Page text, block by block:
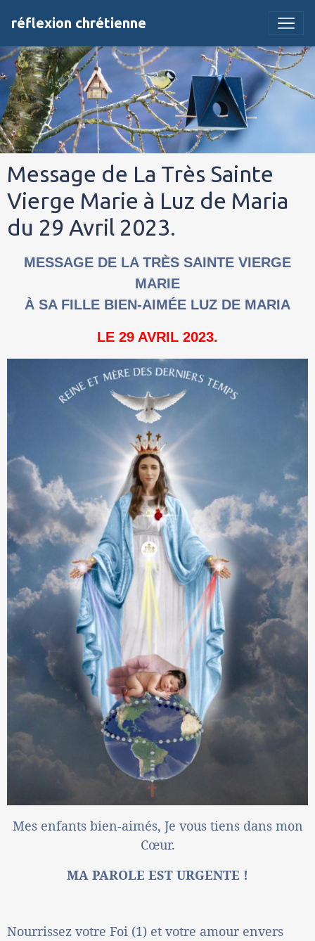
réflexion chrétienne
Message de La Très Sainte
Vierge Marie à Luz de Maria
du 29 Avril 2023.
MESSAGE DE LA TRÈS SAINTE VIERGE
MARIE
À SA FILLE BIEN-AIMÉE LUZ DE MARIA
LE 29 AVRIL 2023.
Mes enfants bien-aimés, Je vous tiens dans mon
Cœur.
MA PAROLE EST URGENTE !
Nourrissez votre Foi (1) et votre amour envers